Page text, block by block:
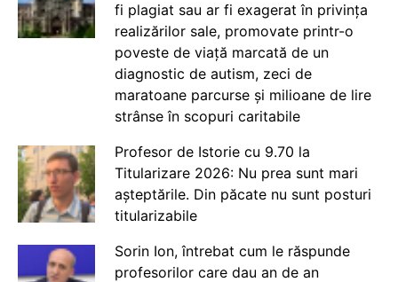
fi plagiat sau ar fi exagerat în privința
realizărilor sale, promovate printr-o
poveste de viață marcată de un
diagnostic de autism, zeci de
maratoane parcurse și milioane de lire
strânse în scopuri caritabile
Profesor de Istorie cu 9.70 la
Titularizare 2026: Nu prea sunt mari
așteptările. Din păcate nu sunt posturi
titularizabile
Sorin Ion, întrebat cum le răspunde
profesorilor care dau an de an